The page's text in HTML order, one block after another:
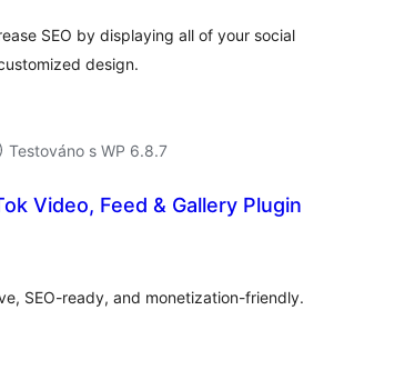
SEO by displaying all of your social
design.
Testováno s WP 6.8.7
Video, Feed & Gallery Plugin
SEO-ready, and monetization-friendly.